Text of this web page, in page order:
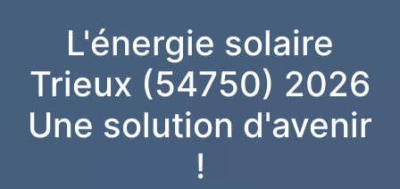
L'énergie solaire
Trieux (54750) 2026
Une solution d'avenir
!